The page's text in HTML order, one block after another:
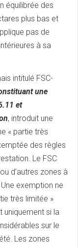
équilibrée des
plus bas et
pas de
à sa
intitulé FSC-
une
et
, introduit une
« partie très
des règles
Le FSC
d’autres zones à
exemption ne
très limitée »
uniquement si la
sur le
Les zones